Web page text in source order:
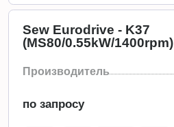
Sew Eurodrive - K37
(MS80/0.55kW/1400rpm)
Производитель
по запросу